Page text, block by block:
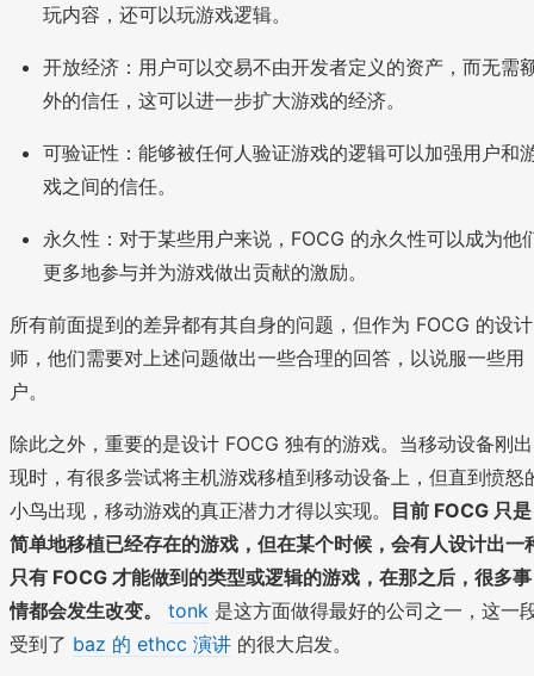
玩内容，还可以玩游戏逻辑。
开放经济：用户可以交易不由开发者定义的资产，而无需
外的信任，这可以进一步扩大游戏的经济。
可验证性：能够被任何人验证游戏的逻辑可以加强用户和
戏之间的信任。
永久性：对于某些用户来说，FOCG 的永久性可以成为他
更多地参与并为游戏做出贡献的激励。
所有前面提到的差异都有其自身的问题，但作为 FOCG 的设计
师，他们需要对上述问题做出一些合理的回答，以说服一些用
户。
除此之外，重要的是设计 FOCG 独有的游戏。当移动设备刚出
现时，有很多尝试将主机游戏移植到移动设备上，但直到愤怒
小鸟出现，移动游戏的真正潜力才得以实现。 目前 FOCG 只是
简单地移植已经存在的游戏，但在某个时候，会有人设计出一
只有 FOCG 才能做到的类型或逻辑的游戏，在那之后，很多事
情都会发生改变。
tonk 是这方面做得最好的公司之一，这一
受到了 baz 的 ethcc 演讲 的很大启发。